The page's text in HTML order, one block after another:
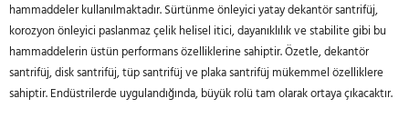
hammaddeler kullanılmaktadır. Sürtünme önleyici yatay dekantör santrifüj,
korozyon önleyici paslanmaz çelik helisel itici, dayanıklılık ve stabilite gibi bu
hammaddelerin üstün performans özelliklerine sahiptir. Özetle, dekantör
santrifüj, disk santrifüj, tüp santrifüj ve plaka santrifüj mükemmel özelliklere
sahiptir. Endüstrilerde uygulandığında, büyük rolü tam olarak ortaya çıkacaktır.